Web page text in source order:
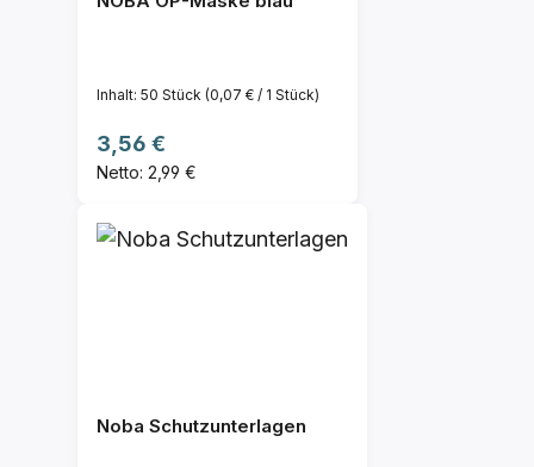
Inhalt: 50 Stück (0,07 € / 1 Stück)
Regulärer Preis:
3,56 €
Netto: 2,99 €
Noba Schutzunterlagen